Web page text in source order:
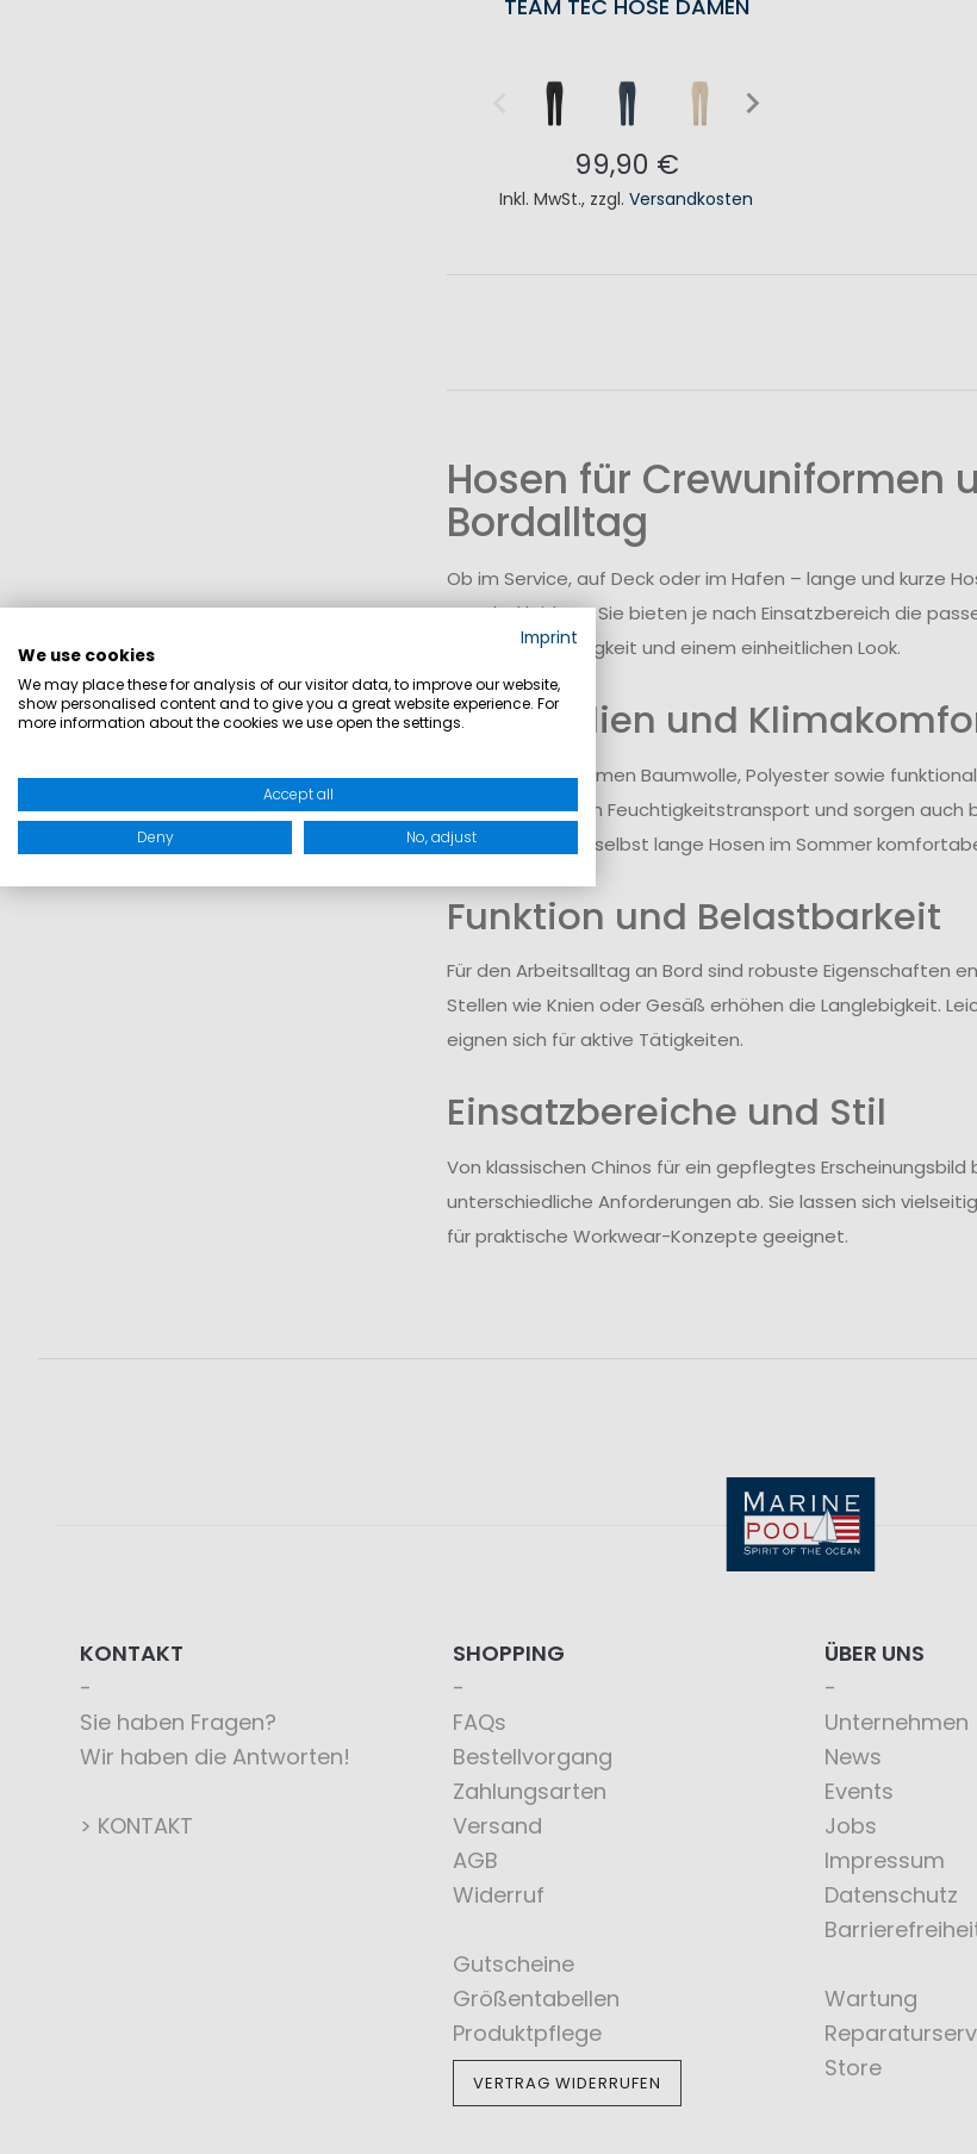
TEAM TEC HOSE DAMEN
99,90 €
Inkl. MwSt., zzgl.Versandkosten
Hosen für Crewuniformen
Bordalltag
Ob im Service, auf Deck oder im Hafen – lange und kurze
Crewbekleidung. Sie bieten je nach Einsatzbereich die
Widerstandsfähigkeit und einem einheitlichen Look.
Materialien und
Zum Einsatz kommen Baumwolle, Polyester sowie
unterstützen den Feuchtigkeitstransport und sorgen auch
Dadurch können selbst lange Hosen im Sommer
Funktion und Belastbarkeit
Für den Arbeitsalltag an Bord sind robuste Eigenschaften
Stellen wie Knien oder Gesäß erhöhen die Langlebigkeit.
eignen sich für aktive Tätigkeiten.
Einsatzbereiche und Stil
Von klassischen Chinos für ein gepflegtes
unterschiedliche Anforderungen ab. Sie lassen sich
für praktische Workwear-Konzepte geeignet.
KONTAKT
Sie haben Fragen?
Wir haben die Antworten!
> KONTAKT
SHOPPING
FAQs
Bestellvorgang
Zahlungsarten
Versand
AGB
Widerruf
Gutscheine
Größentabellen
Produktpflege
VERTRAG WIDERRUFEN
ÜBER UNS
Unternehmen
News
Events
Jobs
Impressum
Datenschutz
Wartung
Store
Imprint
We use cookies
We may place these for analysis of our visitor data, to improve our website,
show personalised content and to give you a great website experience. For
more information about the cookies we use open the settings.
Accept all
Deny No, adjust